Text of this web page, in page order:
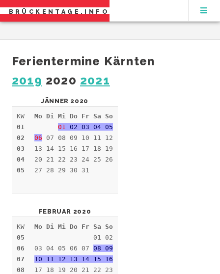
BRÜCKENTAGE.INFO
Ferientermine Kärnten
2019 2020 2021
JÄNNER 2020
KW
01
02
03
04
05
Mo Di Mi Do Fr Sa So
01 02 03 04 05
06 07 08 09 10 11 12
13 14 15 16 17 18 19
20 21 22 23 24 25 26
27 28 29 30 31
FEBRUAR 2020
KW
05
06
07
08
Mo Di Mi Do Fr Sa So
01 02
03 04 05 06 07 08 09
10 11 12 13 14 15 16
17 18 19 20 21 22 23